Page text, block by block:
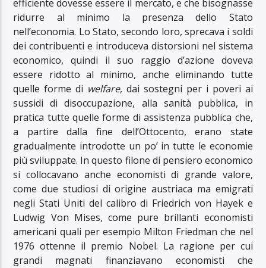
efficiente dovesse essere il mercato, e che bisognasse
ridurre al minimo la presenza dello Stato
nell’economia. Lo Stato, secondo loro, sprecava i soldi
dei contribuenti e introduceva distorsioni nel sistema
economico, quindi il suo raggio d’azione doveva
essere ridotto al minimo, anche eliminando tutte
quelle forme di welfare, dai sostegni per i poveri ai
sussidi di disoccupazione, alla sanità pubblica, in
pratica tutte quelle forme di assistenza pubblica che,
a partire dalla fine dell’Ottocento, erano state
gradualmente introdotte un po’ in tutte le economie
più sviluppate. In questo filone di pensiero economico
si collocavano anche economisti di grande valore,
come due studiosi di origine austriaca ma emigrati
negli Stati Uniti del calibro di Friedrich von Hayek e
Ludwig Von Mises, come pure brillanti economisti
americani quali per esempio Milton Friedman che nel
1976 ottenne il premio Nobel. La ragione per cui
grandi magnati finanziavano economisti che